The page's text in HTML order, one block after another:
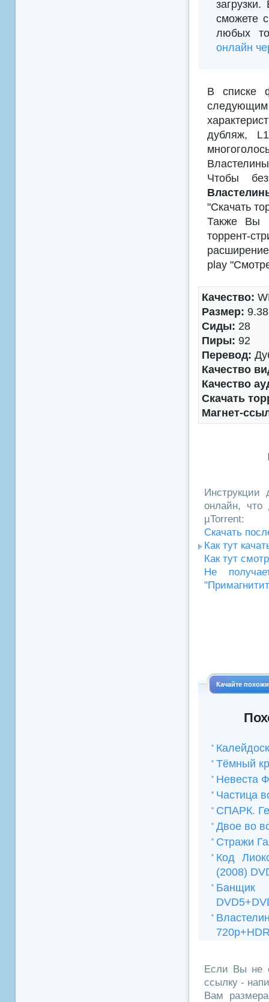
сможете
любых
онлайн
В списке
дубляж,
Чтобы
"Скачать
Также Вы
торрент-
play
Качество:
Размер:
Сиды: 28
Пиры: 92
Перевод:
Качество
Качество
Скачать
Магнет-
Инструкции
онлайн, что
µTorrent:
Скачать
Как тут
Как тут
Не
Качайте
Тёмный
Невеста
Частица
СПАРК.
Двое во
Стражи
Код
(2008)
Банщик
Если Вы не
ссылку -
Вам